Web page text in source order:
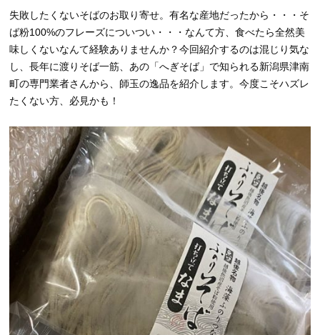
失敗したくないそばのお取り寄せ。有名な産地だったから・・・そ
ば粉100%のフレーズについつい・・・なんて方、食べたら全然美
味しくないなんて経験ありませんか？今回紹介するのは混じり気な
し、長年に渡りそば一筋、あの「へぎそば」で知られる新潟県津南
町の専門業者さんから、師玉の逸品を紹介します。今度こそハズレ
たくない方、必見かも！